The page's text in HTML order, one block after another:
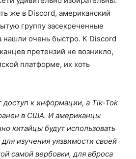
же в Discord, американский
группу засекреченные
очень быстро. К Discord
претензий не возникло,
платформе, их хоть
к информации, а Tik-Tok
в США. И американцы
китайцы будут использовать
изучения уязвимости своей
самой вербовки, для вброса